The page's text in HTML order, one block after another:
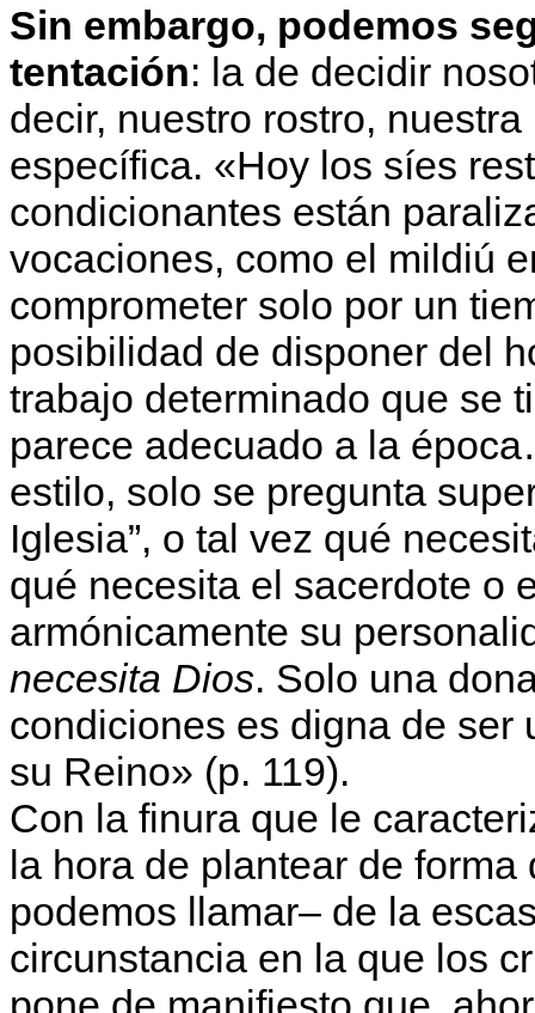
Sin embargo, podemos
tentación: la de decidir
decir, nuestro rostro,
específica. «Hoy los síes
condicionantes están
vocaciones, como el mildiú
comprometer solo por un
posibilidad de disponer del
trabajo determinado que se
parece adecuado a la
estilo, solo se pregunta
Iglesia”, o tal vez qué
qué necesita el sacerdote o
armónicamente su
necesita Dios. Solo una
condiciones es digna de ser
su Reino» (p. 119).
Con la finura que le
la hora de plantear de
podemos llamar– de la
circunstancia en la que los